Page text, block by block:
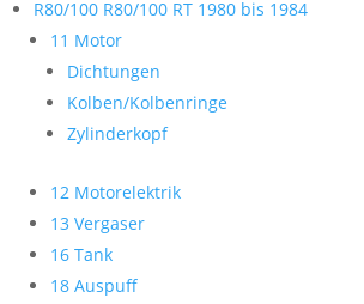
R80/100 R80/100 RT 1980 bis 1984
11 Motor
Dichtungen
Kolben/Kolbenringe
Zylinderkopf
12 Motorelektrik
13 Vergaser
16 Tank
18 Auspuff